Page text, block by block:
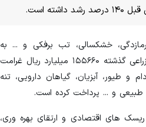
است.
خشکسالی، تب برفکی و ... به
محصولات کشاورزی و دامی، صندوق بیمه کشاورزی در سال زراعی گذشته ۱۵۵۶۶۰ میلیارد ریال غرامت
طیور، آبزیان، گیاهان دارویی، تنه
طبیعی و ... پرداخت کرده است.
های اقتصادی و ارتقای بهره وری،